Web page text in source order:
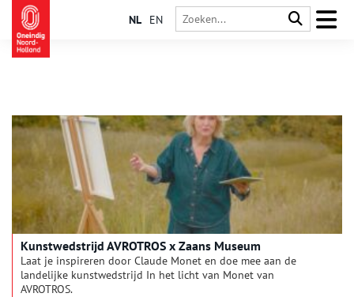
NL EN
Kunstwedstrijd AVROTROS x Zaans Museum
Laat je inspireren door Claude Monet en doe mee aan de
landelijke kunstwedstrijd In het licht van Monet van
AVROTROS.